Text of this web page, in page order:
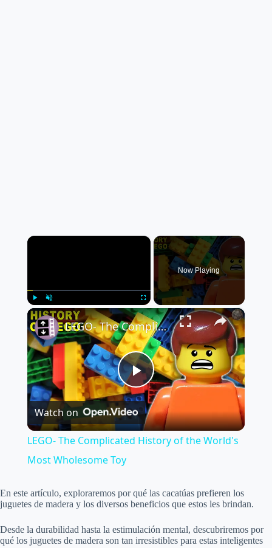
×
Play Unmute Fullscreen
Now Playing
×
P
l
y
V
LEGO- The Complicated History of the World's Most Wholesome Toy
Watch on
LEGO- The Complicated History of the World's
Most Wholesome Toy
En este artículo, exploraremos por qué las cacatúas prefieren los
juguetes de madera y los diversos beneficios que estos les brindan.
Desde la durabilidad hasta la estimulación mental, descubriremos por
qué los juguetes de madera son tan irresistibles para estas inteligentes